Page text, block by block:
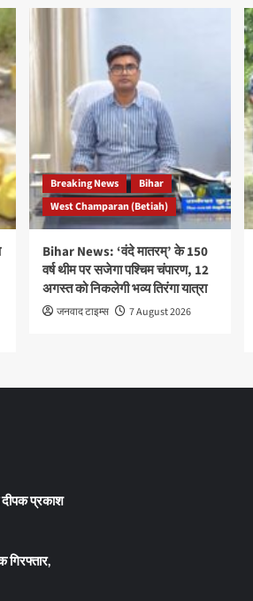
Breaking News
Bihar
West Champaran (Betiah)
Bihar News: ‘वंदे मातरम्’ के 150
वर्ष थीम पर सजेगा पश्चिम चंपारण, 12
अगस्त को निकलेगी भव्य तिरंगा यात्रा
जनवाद टाइम्स 7 August 2026
दीपक प्रकाश